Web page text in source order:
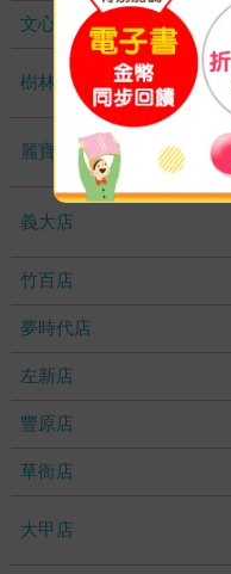
文心店
樹林店
麗寶店
義大店
竹百店
夢時代店
左新店
豐原店
草衙店
大甲店